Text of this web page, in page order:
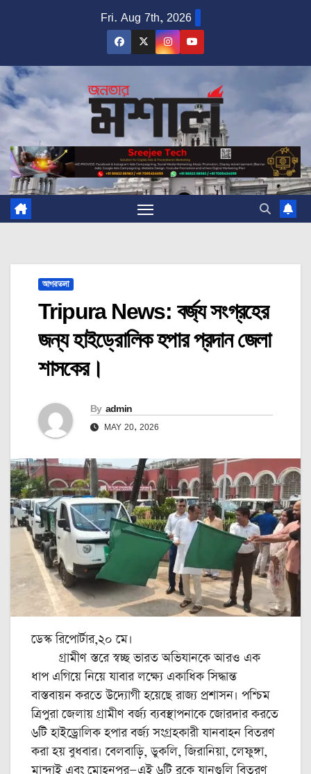
Fri. Aug 7th, 2026
আগরতলা
Tripura News: বর্জ্য সংগ্রহের
জন্য হাইড্রোলিক হপার প্রদান জেলা
শাসকের।
By admin
MAY 20, 2026
ডেস্ক রিপোর্টার,২০ মে।
গ্রামীণ স্তরে স্বচ্ছ ভারত অভিযানকে আরও এক
ধাপ এগিয়ে নিয়ে যাবার লক্ষ্যে একাধিক সিদ্ধান্ত
বাস্তবায়ন করতে উদ্যোগী হয়েছে রাজ্য প্রশাসন। পশ্চিম
ত্রিপুরা জেলায় গ্রামীণ বর্জ্য ব্যবস্থাপনাকে জোরদার করতে
৬টি হাইড্রোলিক হপার বর্জ্য সংগ্রহকারী যানবাহন বিতরণ
করা হয় বুধবার। বেলবাড়ি, ডুকলি, জিরানিয়া, লেফুঙ্গা,